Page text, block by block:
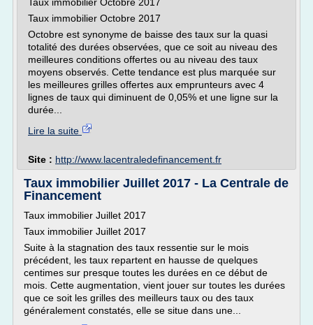
Taux immobilier Octobre 2017
Octobre est synonyme de baisse des taux sur la quasi
totalité des durées observées, que ce soit au niveau des
meilleures conditions offertes ou au niveau des taux
moyens observés. Cette tendance est plus marquée sur
les meilleures grilles offertes aux emprunteurs avec 4
lignes de taux qui diminuent de 0,05% et une ligne sur la
durée...
Lire la suite
Site : http://www.lacentraledefinancement.fr
Taux immobilier Juillet 2017 - La Centrale de
Financement
Taux immobilier Juillet 2017
Taux immobilier Juillet 2017
Suite à la stagnation des taux ressentie sur le mois
précédent, les taux repartent en hausse de quelques
centimes sur presque toutes les durées en ce début de
mois. Cette augmentation, vient jouer sur toutes les durées
que ce soit les grilles des meilleurs taux ou des taux
généralement constatés, elle se situe dans une...